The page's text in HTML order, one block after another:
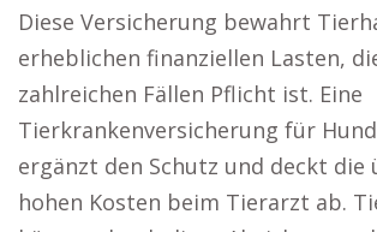
Diese Versicherung bewahrt
erheblichen finanziellen Lasten,
zahlreichen Fällen Pflicht ist. Eine
Tierkrankenversicherung für
ergänzt den Schutz und deckt die
hohen Kosten beim Tierarzt ab.